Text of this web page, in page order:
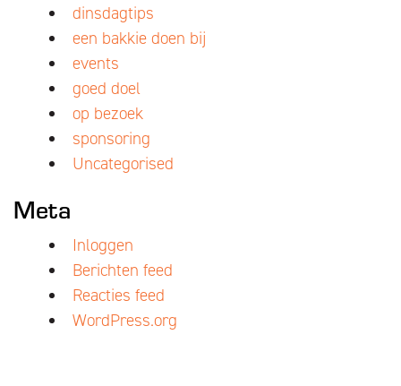
dinsdagtips
een bakkie doen bij
events
goed doel
op bezoek
sponsoring
Uncategorised
Meta
Inloggen
Berichten feed
Reacties feed
WordPress.org